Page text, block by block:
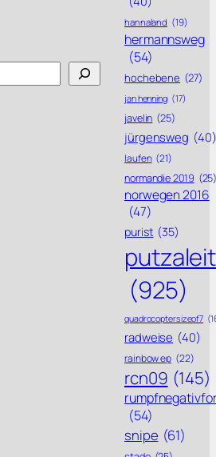
hannaland (19)
hermannsweg
(54)
hochebene (27)
jan henning (17)
javelin (25)
jürgensweg (40)
laufen (21)
normandie 2019
norwegen 2016
(47)
purist (35)
putzaleit
(925)
quadrocoptersizeof7
radweise (40)
rainbow ep (22)
rcn09 (145)
(54)
snipe (61)